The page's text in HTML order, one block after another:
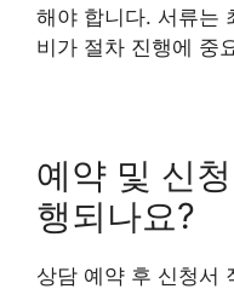
해야 합니다. 서류는
비가 절차 진행에 중
예약 및 신
행되나요?
상담 예약 후 신청서